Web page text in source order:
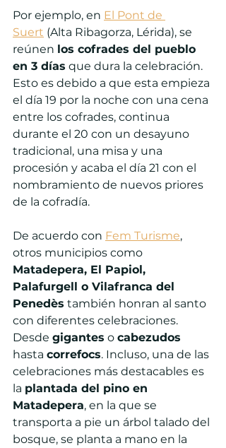
Por ejemplo, en El Pont de
Suert (Alta Ribagorza, Lérida), se
reúnen los cofrades del pueblo
en 3 días que dura la celebración.
Esto es debido a que esta empieza
el día 19 por la noche con una cena
entre los cofrades, continua
durante el 20 con un desayuno
tradicional, una misa y una
procesión y acaba el día 21 con el
nombramiento de nuevos priores
de la cofradía.
De acuerdo con Fem Turisme,
otros municipios como
Matadepera, El Papiol,
Palafurgell o Vilafranca del
Penedès también honran al santo
con diferentes celebraciones.
Desde gigantes o cabezudos
hasta correfocs. Incluso, una de las
celebraciones más destacables es
la plantada del pino en
Matadepera, en la que se
transporta a pie un árbol talado del
bosque, se planta a mano en la